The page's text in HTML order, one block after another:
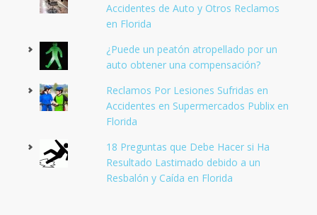
Accidentes de Auto y Otros Reclamos
en Florida
¿Puede un peatón atropellado por un
auto obtener una compensación?
Reclamos Por Lesiones Sufridas en
Accidentes en Supermercados Publix en
Florida
18 Preguntas que Debe Hacer si Ha
Resultado Lastimado debido a un
Resbalón y Caída en Florida